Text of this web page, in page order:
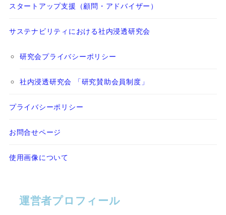
スタートアップ支援（顧問・アドバイザー）
サステナビリティにおける社内浸透研究会
研究会プライバシーポリシー
社内浸透研究会 「研究賛助会員制度」
プライバシーポリシー
お問合せページ
使用画像について
運営者プロフィール